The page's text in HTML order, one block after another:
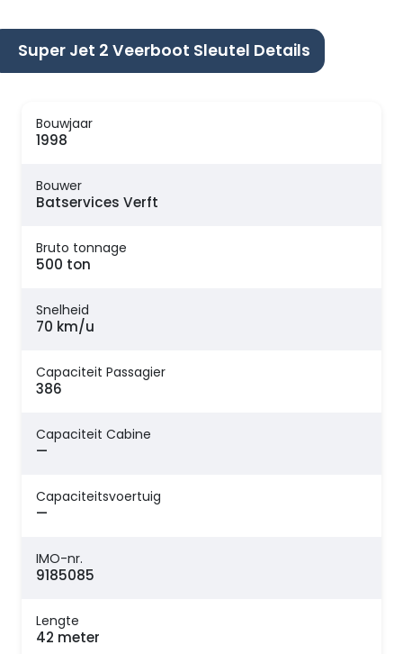
Super Jet 2 Veerboot Sleutel Details
Bouwjaar
1998
Bouwer
Batservices Verft
Bruto tonnage
500 ton
Snelheid
70 km/u
Capaciteit Passagier
386
Capaciteit Cabine
—
Capaciteitsvoertuig
—
IMO-nr.
9185085
Lengte
42 meter